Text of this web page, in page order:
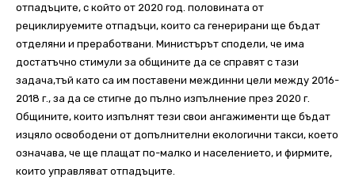
отпадъците, с който от 2020 год. половината от
рециклируемите отпадъци, които са генерирани ще бъдат
отделяни и преработвани. Министърът сподели, че има
достатъчно стимули за общините да се справят с тази
задача,тъй като са им поставени междинни цели между 2016-
2018 г., за да се стигне до пълно изпълнение през 2020 г.
Общините, които изпълнят тези свои ангажименти ще бъдат
изцяло освободени от допълнителни екологични такси, което
означава, че ще плащат по-малко и населението, и фирмите,
които управляват отпадъците.